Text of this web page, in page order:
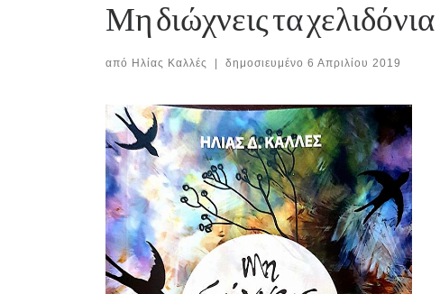
Μη διώχνεις τα χελιδόνια
από Ηλίας Καλλές | δημοσιευμένο 6 Απριλίου 2019